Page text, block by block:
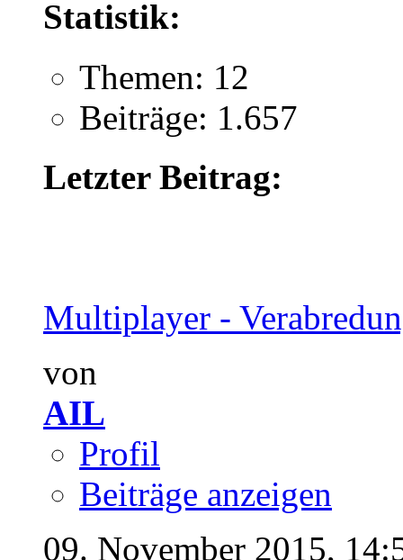
Statistik:
Themen: 12
Beiträge: 1.657
Letzter Beitrag:
Multiplayer -
von
AIL
Profil
Beiträge anzeigen
09. November 2015,